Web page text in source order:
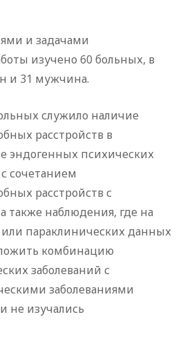
и задачами
изучено 60 больных, в
и 31 мужчина.
служило наличие
расстройств в
эндогенных психических
сочетанием
расстройств с
также наблюдения, где на
параклинических данных
комбинацию
заболеваний с
заболеваниями
не изучались